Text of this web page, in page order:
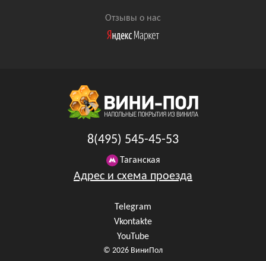
Отзывы о нас
8(495) 545-45-53
Таганская
Адрес и схема проезда
Telegram
Vkontakte
YouTube
© 2026 ВиниПол